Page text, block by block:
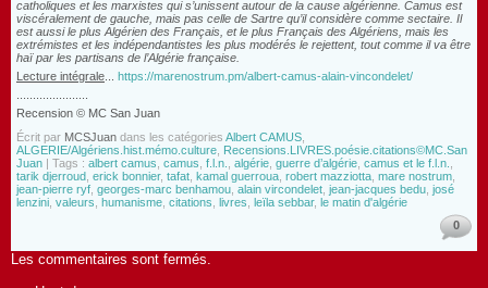
catholiques et les marxistes qui s’unissent autour de la cause algérienne. Camus est
viscéralement de gauche, mais pas celle de Sartre qu’il considère comme sectaire. Il
est aussi le plus Algérien des Français, et le plus Français des Algériens, mais les
extrémistes et les indépendantistes les plus modérés le rejettent, tout comme il va être
haï par les partisans de l’Algérie française.
Lecture intégrale
https://marenostrum.pm/albert-camus-alain-vincondelet/
Recension © MC San Juan
Écrit par MCSJuan dans les catégories Albert CAMUS
ALGERIE/Algériens.hist.mémo.culture Recensions.LIVRES.poésie.citations©MC.San
Juan | Tags : albert camus camus f.l.n. algérie guerre d’algérie camus et le f.l.n.
tarik djerroud erick bonnier, tafat kamal guerroua robert mazziotta mare nostrum
jean-pierre ryf georges-marc benhamou alain vircondelet jean-jacques bedu josé
lenzini valeurs humanisme citations livres leïla sebbar, le matin d'algérie
0
Les commentaires sont fermés.